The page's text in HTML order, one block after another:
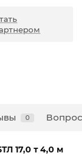
0
17,0 т 4,0 м